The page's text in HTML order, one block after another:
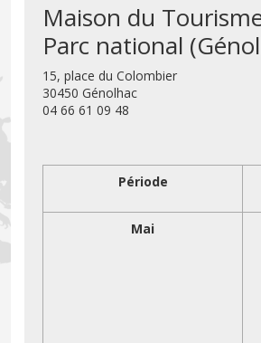
Maison du
Parc national
15, place du Colombier
30450 Génolhac
04 66 61 09 48
Période
Mai